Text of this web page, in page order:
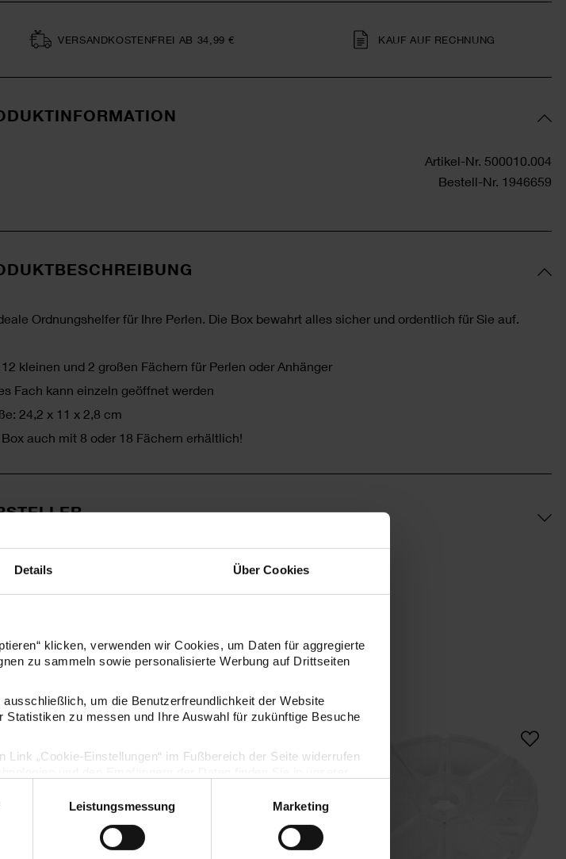
Details Über Cookies
klicken, verwenden wir Cookies, um Daten für aggregierte
zu sammeln sowie personalisierte Werbung auf Drittseiten
um die Benutzerfreundlichkeit der Website
zu messen und Ihre Auswahl für zukünftige Besuche
„Cookie-Einstellungen“ im Fußbereich der Seite widerrufen
Leistungsmessung Marketing
VERSAND­KOSTEN­FREI AB 34,99 € KAUF AUF RECHNUNG
Artikel-Nr. 500010.004
Bestell-Nr. 1946659
Ordnungshelfer für Ihre Perlen. Die Box bewahrt alles sicher und ordentlich für Sie auf.
kleinen und 2 großen Fächern für Perlen oder Anhänger
Fach kann einzeln geöffnet werden
24,2 x 11 x 2,8 cm
auch mit 8 oder 18 Fächern erhältlich!
Sortierbox mit 24 Fächern 27,5x18,8x4,4cmSortierbox mit 8 Fächern 16,6x8,8x5cm